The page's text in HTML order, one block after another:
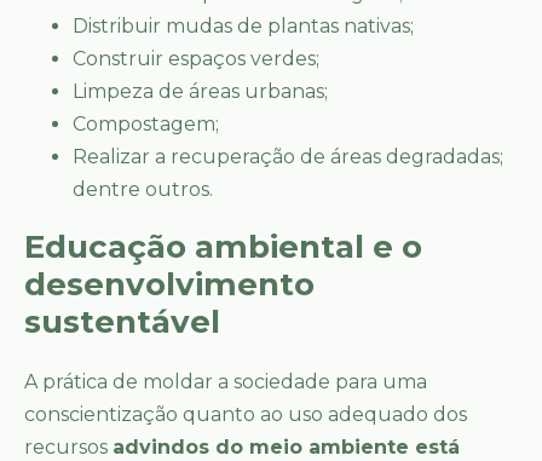
Distribuir mudas de plantas nativas;
Construir espaços verdes;
Limpeza de áreas urbanas;
Compostagem;
Realizar a recuperação de áreas degradadas;
dentre outros.
Educação ambiental e o
desenvolvimento
sustentável
A prática de moldar a sociedade para uma
conscientização quanto ao uso adequado dos
recursos advindos do meio ambiente está